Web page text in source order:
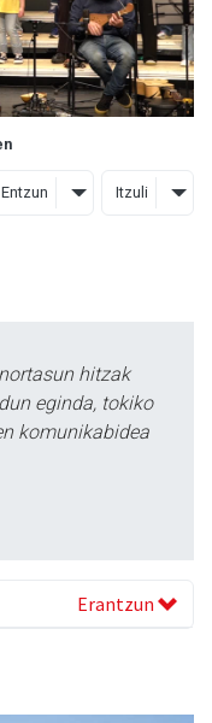
Entzun Itzuli
hitzak
eginda, tokiko
komunikabidea
Erantzun